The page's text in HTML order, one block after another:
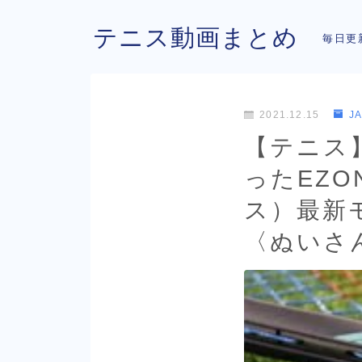
テニス動画まとめ 毎日更
2021.12.15
【テニ
った
ス）最新
〈ぬい